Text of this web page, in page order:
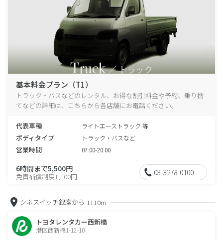
基本料金プラン（T1）
トラック・バスなどのレンタル、お得な割引料金や予約、乗り捨
てなどの詳細は、こちらから各店舗にお電話ください。
代表車種 ライトエーストラック 等
ボディタイプ トラック・バスなど
営業時間 07:00-20:00
6時間まで5,500円
免責補償制度1,100円 03-3278-0100
シネスイッチ銀座から 1110m
トヨタレンタカー西新橋
港区西新橋1-12-10